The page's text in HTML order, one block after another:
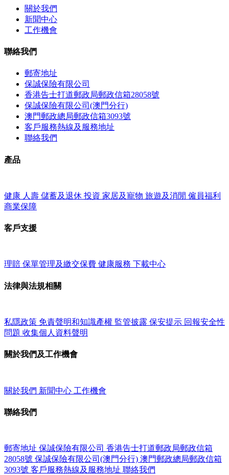
關於我們
新聞中心
工作機會
聯絡我們
郵寄地址
保誠保險有限公司
香港告士打道郵政局郵政信箱28058號
保誠保險有限公司(澳門分行)
澳門郵政總局郵政信箱3093號
客戶服務熱線及服務地址
聯絡我們
產品
健康 人壽 儲蓄及退休 投資 家居及寵物 旅遊及消閒 僱員福利
商業保障
客戶支援
理賠 保單管理及繳交保費 健康服務 下載中心
法律與法規相關
私隱政策 免責聲明和知識產權 監管披露 保安提示 回報安全性
問題 收集個人資料聲明
關於我們及工作機會
關於我們 新聞中心 工作機會
聯絡我們
郵寄地址 保誠保險有限公司 香港告士打道郵政局郵政信箱
28058號 保誠保險有限公司(澳門分行) 澳門郵政總局郵政信箱
3093號 客戶服務熱線及服務地址 聯絡我們